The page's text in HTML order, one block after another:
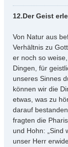
e
i
a
g
12.Der Geist
Von Natur aus
Verhältnis zu
er noch so
Dingen, für
unseres Sinnes
können wir die
etwas, was zu
darauf
fragten die
und Hohn: „Sind
unser Herr